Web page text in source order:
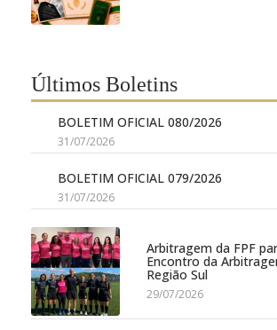
Últimos Boletins
BOLETIM OFICIAL 080/2026
31/07/2026
BOLETIM OFICIAL 079/2026
31/07/2026
Arbitragem da FPF
Encontro da
Região Sul
29/07/2026